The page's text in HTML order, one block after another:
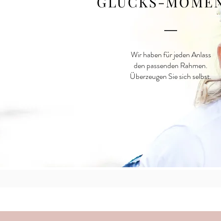
Wir haben für jeden Anlass
den passenden Rahmen.
Überzeugen Sie sich selbst.